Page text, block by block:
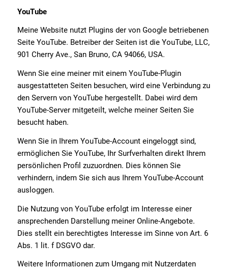
YouTube
Meine Website nutzt Plugins der von Google betriebenen
Seite YouTube. Betreiber der Seiten ist die YouTube, LLC,
901 Cherry Ave., San Bruno, CA 94066, USA.
Wenn Sie eine meiner mit einem YouTube-Plugin
ausgestatteten Seiten besuchen, wird eine Verbindung zu
den Servern von YouTube hergestellt. Dabei wird dem
YouTube-Server mitgeteilt, welche meiner Seiten Sie
besucht haben.
Wenn Sie in Ihrem YouTube-Account eingeloggt sind,
ermöglichen Sie YouTube, Ihr Surfverhalten direkt Ihrem
persönlichen Profil zuzuordnen. Dies können Sie
verhindern, indem Sie sich aus Ihrem YouTube-Account
ausloggen.
Die Nutzung von YouTube erfolgt im Interesse einer
ansprechenden Darstellung meiner Online-Angebote.
Dies stellt ein berechtigtes Interesse im Sinne von Art. 6
Abs. 1 lit. f DSGVO dar.
Weitere Informationen zum Umgang mit Nutzerdaten